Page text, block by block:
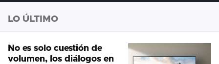
LO ÚLTIMO
No es solo cuestión de
volumen, los diálogos en